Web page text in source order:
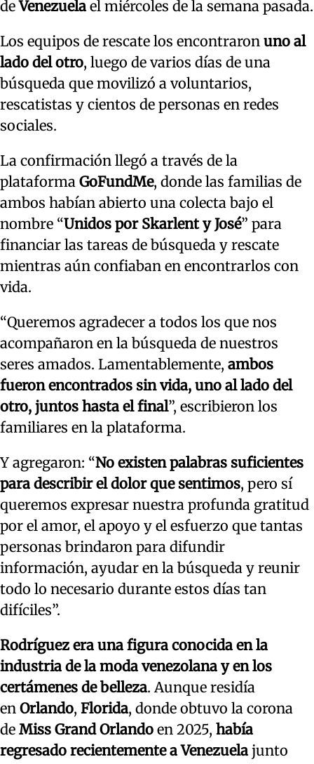
deVenezuela el miércoles de la semana pasada.
Los equipos de rescate los encontraron uno al
lado del otro, luego de varios días de una
búsqueda que movilizó a voluntarios,
rescatistas y cientos de personas en redes
sociales.
La confirmación llegó a través de la
plataforma GoFundMe, donde las familias de
ambos habían abierto una colecta bajo el
nombre “Unidos por Skarlent y José” para
financiar las tareas de búsqueda y rescate
mientras aún confiaban en encontrarlos con
vida.
“Queremos agradecer a todos los que nos
acompañaron en la búsqueda de nuestros
seres amados. Lamentablemente, ambos
fueron encontrados sin vida, uno al lado del
otro, juntos hasta el final”, escribieron los
familiares en la plataforma.
Y agregaron: “No existen palabras suficientes
para describir el dolor que sentimos, pero sí
queremos expresar nuestra profunda gratitud
por el amor, el apoyo y el esfuerzo que tantas
personas brindaron para difundir
información, ayudar en la búsqueda y reunir
todo lo necesario durante estos días tan
difíciles”.
Rodríguez era una figura conocida en la
industria de la moda venezolana y en los
certámenes de belleza. Aunque residía
en Orlando, Florida, donde obtuvo la corona
de Miss Grand Orlando en 2025, había
regresado recientemente a Venezuela junto